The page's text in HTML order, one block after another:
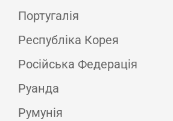
Португалія
Республіка Корея
Російська Федерація
Руанда
Румунія